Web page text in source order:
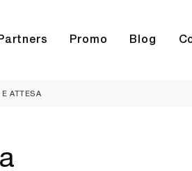
Promo Blog
ATTESA